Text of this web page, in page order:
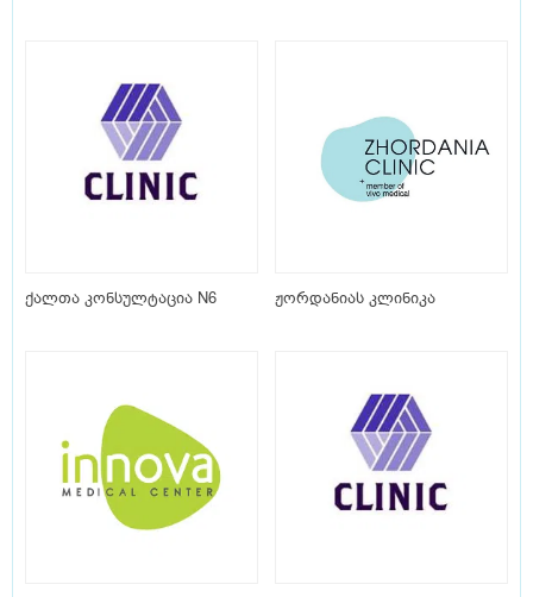
ქალთა კონსულტაცია N6 ჟორდანიას კლინიკა